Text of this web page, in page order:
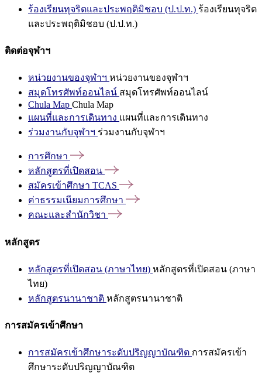
ร้องเรียนทุจริตและประพฤติมิชอบ (ป.ป.ท.) ร้องเรียนทุจริต
และประพฤติมิชอบ (ป.ป.ท.)
ติดต่อจุฬาฯ
หน่วยงานของจุฬาฯ หน่วยงานของจุฬาฯ
สมุดโทรศัพท์ออนไลน์ สมุดโทรศัพท์ออนไลน์
Chula Map Chula Map
แผนที่และการเดินทาง แผนที่และการเดินทาง
ร่วมงานกับจุฬาฯ ร่วมงานกับจุฬาฯ
การศึกษา
หลักสูตรที่เปิดสอน
สมัครเข้าศึกษา TCAS
ค่าธรรมเนียมการศึกษา
คณะและสำนักวิชา
หลักสูตร
หลักสูตรที่เปิดสอน (ภาษาไทย) หลักสูตรที่เปิดสอน (ภาษา
ไทย)
หลักสูตรนานาชาติ หลักสูตรนานาชาติ
การสมัครเข้าศึกษา
การสมัครเข้าศึกษาระดับปริญญาบัณฑิต การสมัครเข้า
ศึกษาระดับปริญญาบัณฑิต